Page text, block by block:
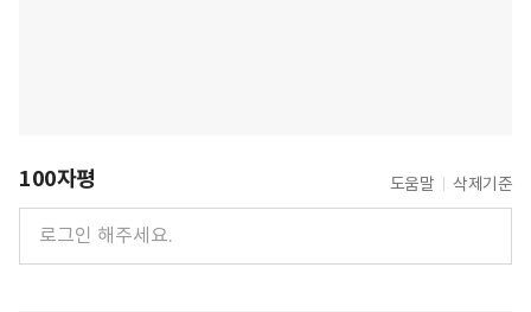
100자평 도움말 삭제기준